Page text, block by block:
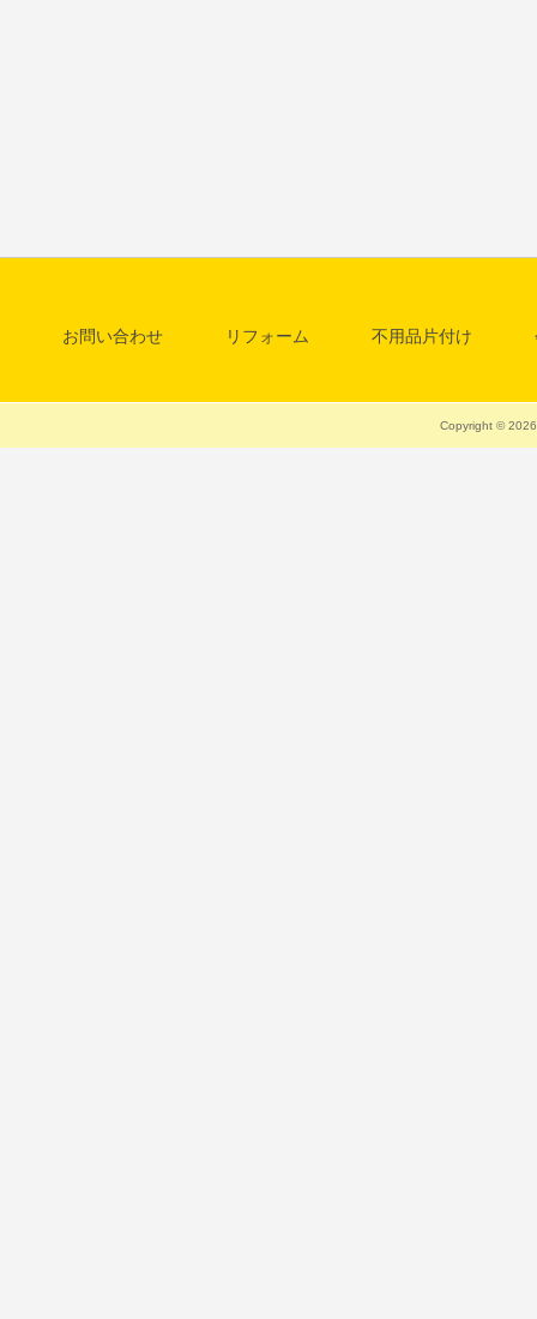
お問い合わせ リフォーム 不用品片付け
Copyright ©